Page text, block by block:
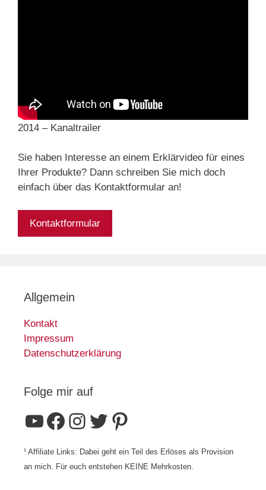
2014 – Kanaltrailer
Sie haben Interesse an einem Erklärvideo für eines
Ihrer Produkte? Dann schreiben Sie mich doch
einfach über das Kontaktformular an!
Kontaktformular
Allgemein
Kontakt
Impressum
Datenschutzerklärung
Folge mir auf
YouTube
Facebook
Instagram
Twitter
Pinterest
¹ Affiliate Links: Dabei geht ein Teil des Erlöses als Provision
an mich. Für euch entstehen KEINE Mehrkosten.